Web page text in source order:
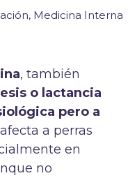
, Medicina Interna
, también
o lactancia
pero a
a perras
en
no